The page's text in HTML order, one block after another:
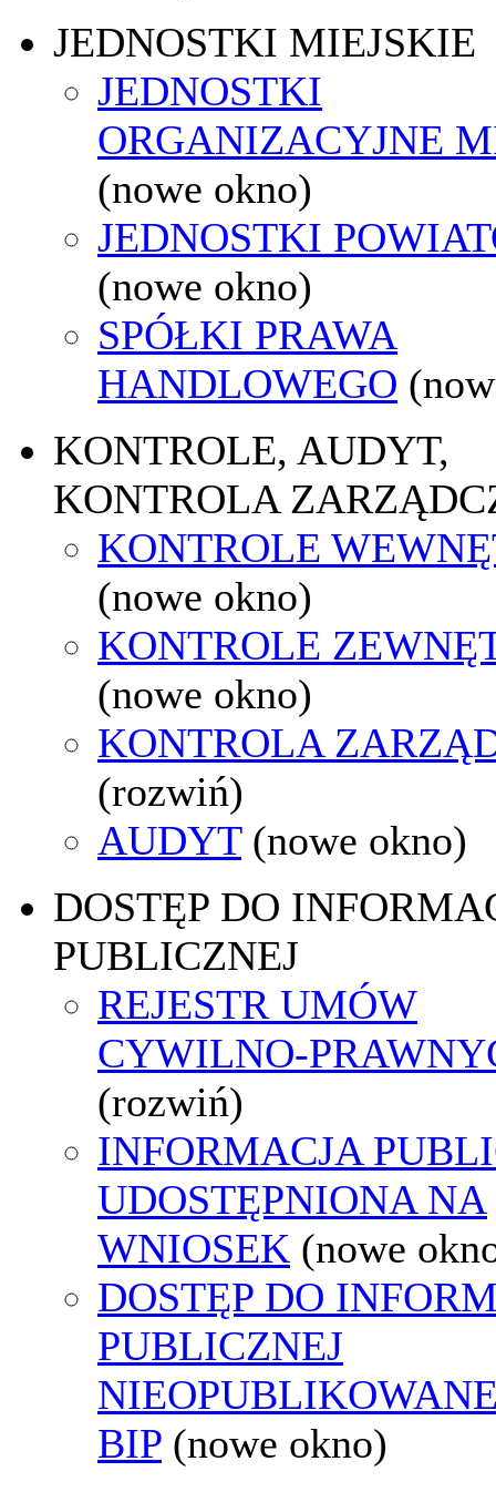
JEDNOSTKI MIEJSKIE
JEDNOSTKI
ORGANIZACYJNE
(nowe okno)
JEDNOSTKI
(nowe okno)
SPÓŁKI PRAWA
HANDLOWEGO
KONTROLE, AUDYT,
KONTROLA
KONTROLE
(nowe okno)
KONTROLE
(nowe okno)
KONTROLA
(rozwiń)
AUDYT (nowe okno)
DOSTĘP DO
PUBLICZNEJ
REJESTR UMÓW
CYWILNO-
(rozwiń)
INFORMACJA
UDOSTĘPNIONA NA
WNIOSEK (nowe
DOSTĘP DO
PUBLICZNEJ
BIP (nowe okno)